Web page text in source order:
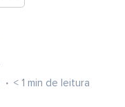
< 1 min de leitura